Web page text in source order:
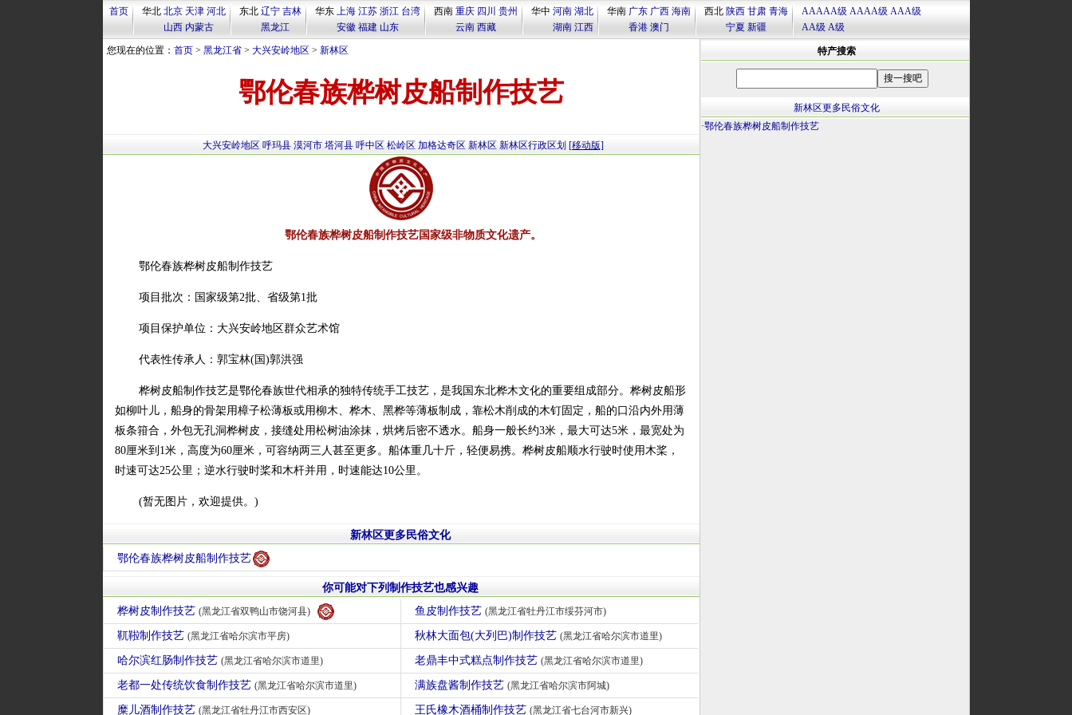
首页 华北 北京 天津 河北
山西 内蒙古
东北 辽宁 吉林
黑龙江
华东 上海 江苏 浙江 台湾
安徽 福建 山东
西南 重庆 四川 贵州
云南 西藏
华中 河南 湖北
湖南 江西
华南 广东 广西 海南
香港 澳门
西北 陕西 甘肃 青海
宁夏 新疆
AAAAA级 AAAA级 AAA级
AA级 A级
您现在的位置： 首页> 黑龙江省> 大兴安岭地区 > 新林区
鄂伦春族桦树皮船制作技艺
大兴安岭地区 呼玛县 漠河市 塔河县 呼中区 松岭区 加格达奇区 新林区 新林区行政区划 [移动版]
鄂伦春族桦树皮船制作技艺国家级非物质文化遗产。
鄂伦春族桦树皮船制作技艺
项目批次：国家级第2批、省级第1批
项目保护单位：大兴安岭地区群众艺术馆
代表性传承人：郭宝林(国)郭洪强
桦树皮船制作技艺是鄂伦春族世代相承的独特传统手工技艺，是我国东北桦木文化的重要组成部分。桦树皮船形
如柳叶儿，船身的骨架用樟子松薄板或用柳木、桦木、黑桦等薄板制成，靠松木削成的木钉固定，船的口沿内外用薄
板条箝合，外包无孔洞桦树皮，接缝处用松树油涂抹，烘烤后密不透水。船身一般长约3米，最大可达5米，最宽处为
80厘米到1米，高度为60厘米，可容纳两三人甚至更多。船体重几十斤，轻便易携。桦树皮船顺水行驶时使用木桨，
时速可达25公里；逆水行驶时桨和木杆并用，时速能达10公里。
(暂无图片，欢迎提供。)
新林区更多民俗文化
鄂伦春族桦树皮船制作技艺
你可能对下列制作技艺也感兴趣
桦树皮制作技艺 (黑龙江省双鸭山市饶河县) 鱼皮制作技艺 (黑龙江省牡丹江市绥芬河市)
靰鞡制作技艺 (黑龙江省哈尔滨市平房) 秋林大面包(大列巴)制作技艺 (黑龙江省哈尔滨市道里)
哈尔滨红肠制作技艺 (黑龙江省哈尔滨市道里) 老鼎丰中式糕点制作技艺 (黑龙江省哈尔滨市道里)
老都一处传统饮食制作技艺 (黑龙江省哈尔滨市道里) 满族盘酱制作技艺 (黑龙江省哈尔滨市阿城)
糜儿酒制作技艺 (黑龙江省牡丹江市西安区) 王氏橡木酒桶制作技艺 (黑龙江省七台河市新兴)
特产搜索
新林区更多民俗文化
·鄂伦春族桦树皮船制作技艺